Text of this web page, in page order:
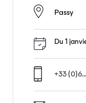
Passy
Du 1
+33 (0)6...